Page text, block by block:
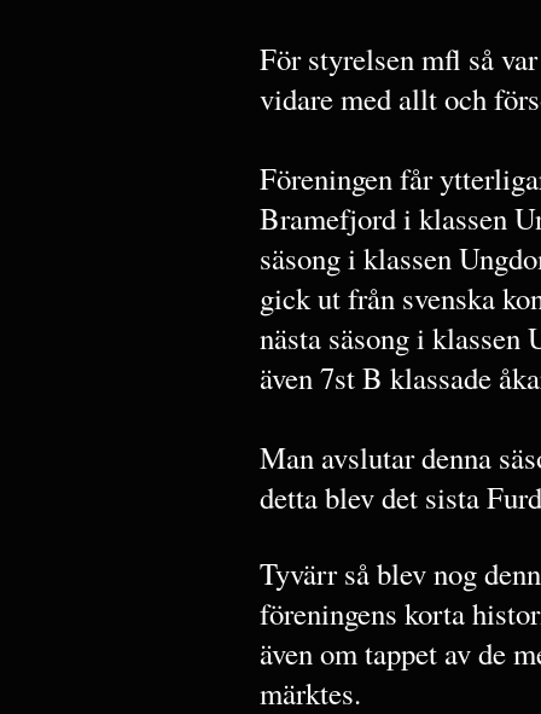
För styrelsen mfl så
vidare med allt och
Föreningen får
Bramefjord i klassen
säsong i klassen
gick ut från svenska
nästa säsong i
även 7st B klassade
Man avslutar denna
detta blev det sista
Tyvärr så blev nog
föreningens korta
även om tappet av de
märktes.